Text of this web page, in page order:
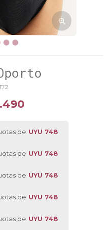
172
de UYU 748
de UYU 748
de UYU 748
de UYU 748
de UYU 748